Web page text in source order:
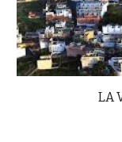
LA